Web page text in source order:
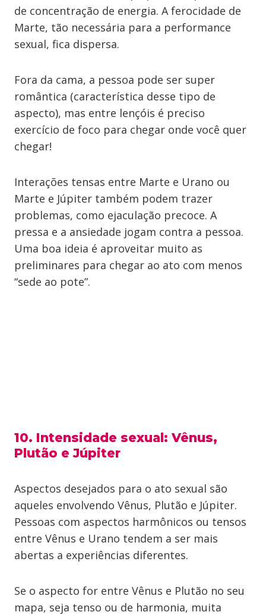
de concentração de energia. A ferocidade de
Marte, tão necessária para a performance
sexual, fica dispersa.
Fora da cama, a pessoa pode ser super
romântica (característica desse tipo de
aspecto), mas entre lençóis é preciso
exercício de foco para chegar onde você quer
chegar!
Interações tensas entre Marte e Urano ou
Marte e Júpiter também podem trazer
problemas, como ejaculação precoce. A
pressa e a ansiedade jogam contra a pessoa.
Uma boa ideia é aproveitar muito as
preliminares para chegar ao ato com menos
“sede ao pote”.
10. Intensidade sexual: Vênus,
Plutão e Júpiter
Aspectos desejados para o ato sexual são
aqueles envolvendo Vênus, Plutão e Júpiter.
Pessoas com aspectos harmônicos ou tensos
entre Vênus e Urano tendem a ser mais
abertas a experiências diferentes.
Se o aspecto for entre Vênus e Plutão no seu
mapa, seja tenso ou de harmonia, muita